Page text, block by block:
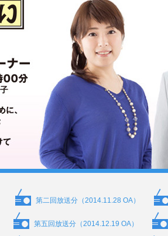
第二回放送分（2014.11.28 OA）
第五回放送分（2014.12.19 OA）